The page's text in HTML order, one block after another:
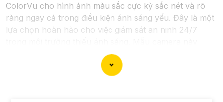
ColorVu cho hình ảnh màu sắc cực kỳ sắc nét và rõ
ràng ngay cả trong điều kiện ánh sáng yếu. Đây là một
lựa chọn hoàn hảo cho việc giám sát an ninh 24/7
được thiết kế hiện đại, dễ lắp đặt và cài đặt, phù hợp
với nhiều không gian như văn phòng, cửa hàng, gia
đình, hay nhà kho. Camera Quan Sát IP ColorVu cung